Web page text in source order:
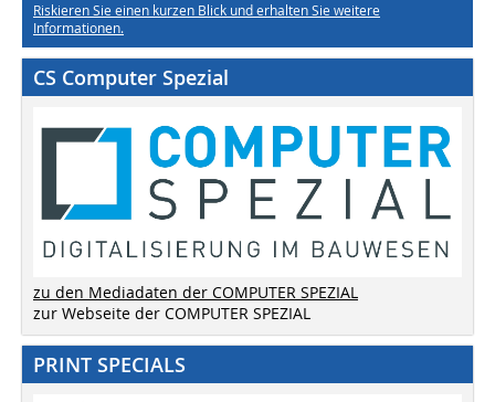
Riskieren Sie einen kurzen Blick und erhalten Sie weitere
Informationen.
CS Computer Spezial
zu den Mediadaten der COMPUTER SPEZIAL
zur Webseite der COMPUTER SPEZIAL
PRINT SPECIALS